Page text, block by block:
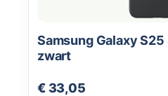
Samsung Galaxy
zwart
Normale prijs:
€ 33,05